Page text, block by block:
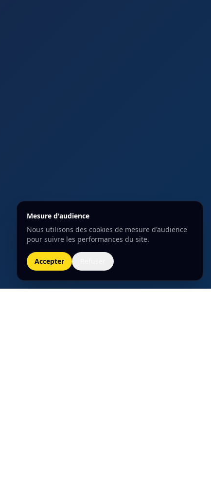
Mesure d'audience
Nous utilisons des cookies de mesure d'audience
pour suivre les performances du site.
Accepter